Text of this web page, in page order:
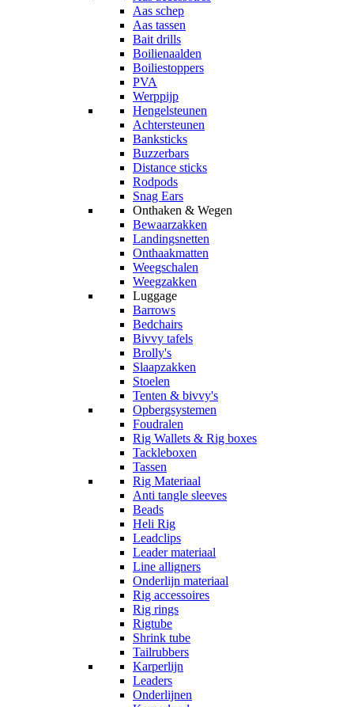
Aas schep
Aas tassen
Bait drills
Boilienaalden
Boiliestoppers
PVA
Werppijp
Hengelsteunen
Achtersteunen
Banksticks
Buzzerbars
Distance sticks
Rodpods
Snag Ears
Onthaken & Wegen
Bewaarzakken
Landingsnetten
Onthaakmatten
Weegschalen
Weegzakken
Luggage
Barrows
Bedchairs
Bivvy tafels
Brolly's
Slaapzakken
Stoelen
Tenten & bivvy's
Opbergsystemen
Foudralen
Rig Wallets & Rig boxes
Tackleboxen
Tassen
Rig Materiaal
Anti tangle sleeves
Beads
Heli Rig
Leadclips
Leader materiaal
Line alligners
Onderlijn materiaal
Rig accessoires
Rig rings
Rigtube
Shrink tube
Tailrubbers
Karperlijn
Leaders
Onderlijnen